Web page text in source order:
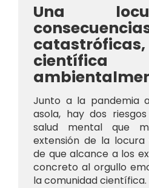
Una
Junto a la pandemia
asola, hay dos
salud mental que
extensión de la
de que alcance a los
concreto al orgullo
la comunidad científica.